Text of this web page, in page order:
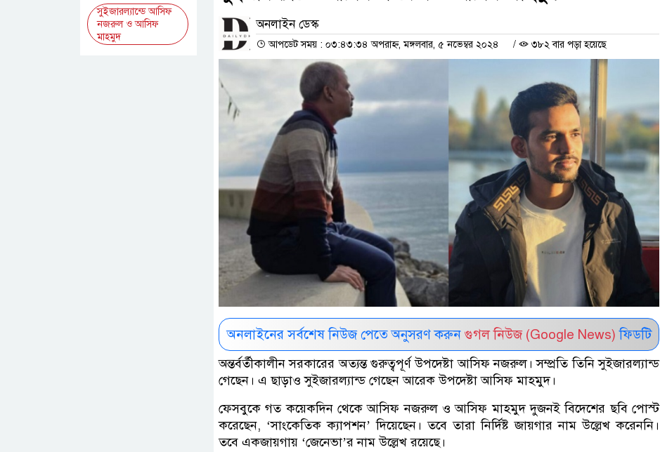
অনলাইন ডেস্ক
আপডেট সময় : ০৩:৪৩:৩৪ অপরাহ্ন, মঙ্গলবার, ৫ নভেম্বর ২০২৪ / ৩৮২ বার পড়া হয়েছে
অনলাইনের সর্বশেষ নিউজ পেতে অনুসরণ করুন গুগল নিউজ (Google News) ফিডটি
অন্তর্বর্তীকালীন সরকারের অত্যন্ত গুরুত্বপূর্ণ উপদেষ্টা আসিফ নজরুল। সম্প্রতি তিনি সুইজারল্যান্ড
গেছেন। এ ছাড়াও সুইজারল্যান্ড গেছেন আরেক উপদেষ্টা আসিফ মাহমুদ।
ফেসবুকে গত কয়েকদিন থেকে আসিফ নজরুল ও আসিফ মাহমুদ দুজনই বিদেশের ছবি পোস্ট
করেছেন, ‘সাংকেতিক ক্যাপশন’ দিয়েছেন। তবে তারা নির্দিষ্ট জায়গার নাম উল্লেখ করেননি।
তবে একজায়গায় ‘জেনেভা’র নাম উল্লেখ রয়েছে।
সুইজারল্যান্ডে আসিফ
নজরুল ও আসিফ
মাহমুদ